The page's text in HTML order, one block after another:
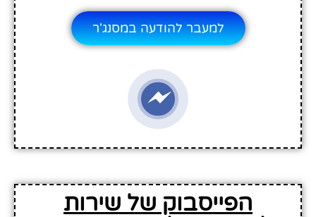
למעבר להודעה במסנג'ר
הפייסבוק של שירות